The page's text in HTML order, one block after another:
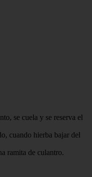
se cuela y se reserva el
cuando hierba bajar del
ramita de culantro.